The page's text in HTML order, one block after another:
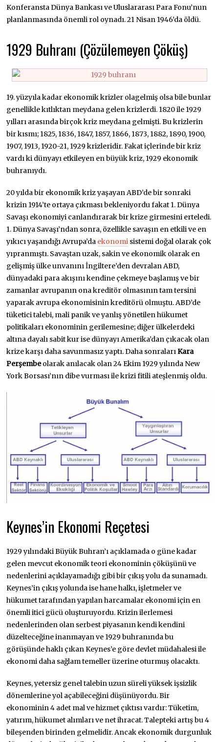
Konferansta Dünya Bankası ve Uluslararası Para Fonu’nun
planlanmasında önemli rol oynadı. 21 Nisan 1946’da öldü.
1929 Buhranı (Çözülemeyen Çöküş)
19. yüzyıla kadar ekonomik krizler olagelmiş olsa bile bunlar
genellikle kıtlıktan meydana gelen krizlerdi. 1820 ile 1929
yılları arasında birçok kriz meydana gelmişti. Bu krizlerin
bir kısmı; 1825, 1836, 1847, 1857, 1866, 1873, 1882, 1890, 1900,
1907, 1913, 1920-21, 1929 krizleridir. Fakat içlerinde bir kriz
vardı ki dünyayı etkileyen en büyük kriz, 1929 ekonomik
buhranıydı.
20 yılda bir ekonomik kriz yaşayan ABD’de bir sonraki
krizin 1914’te ortaya çıkması bekleniyordu fakat 1. Dünya
Savaşı ekonomiyi canlandırarak bir krize girmesini erteledi.
1. Dünya Savaşı’ndan sonra, özellikle savaşın en etkili ve en
yıkıcı yaşandığı Avrupa’da ekonomi sistemi doğal olarak çok
yıpranmıştı. Savaştan uzak, sakin ve ekonomik olarak en
gelişmiş ülke unvanını İngiltere’den devralan ABD,
dünyadaki para akışını kendine çekmeye başlamış ve bir
zamanlar avrupanın ona kreditör olmasının tam tersini
yaparak avrupa ekonomisinin kreditörü olmuştu. ABD’de
tüketici talebi, mali panik ve yanlış yönetilen hükumet
politikaları ekonominin gerilemesine; diğer ülkelerdeki
altına dayalı sabit kur ise dünyayı Amerika’dan çıkacak olan
krize karşı daha savunmasız yaptı. Daha sonralarıKara
Perşembeolarak anılacak olan 24 Ekim 1929 yılında New
York Borsası’nın dibe vurması ile krizi fitili ateşlenmiş oldu.
Keynes’in Ekonomi Reçetesi
1929 yılındaki Büyük Buhran’ı açıklamada o güne kadar
gelen mevcut ekonomik teori ekonominin çöküşünü ve
nedenlerini açıklayamadığı gibi bir çıkış yolu da sunamadı.
Keynes’in çıkış yolunda ise hane halkı, işletmeler ve
hükumet tarafından yapılan harcamalar ekonomi için en
önemli itici gücü oluşturuyordu. Krizin ilerlemesi
nedenlerinden olan serbest piyasanın kendi kendini
düzelteceğine inanmayan ve 1929 buhranında bu
görüşünde haklı çıkan Keynes’e göre devlet müdahalesi ile
ekonomi daha sağlam temeller üzerine oturmuş olacaktı.
Keynes, yetersiz genel talebin uzun süreli yüksek işsizlik
dönemlerine yol açabileceğini düşünüyordu. Bir
ekonominin 4 adet mal ve hizmet çıktısı vardır: Tüketim,
yatırım, hükumet alımları ve net ihracat. Talepteki artış bu 4
bileşenden birinden gelmelidir. Ancak ekonomik durgunluk